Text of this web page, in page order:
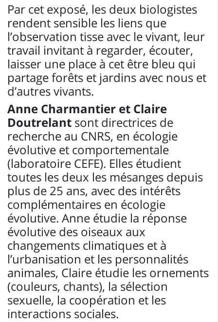
Par cet exposé, les deux biologistes
rendent sensible les liens que
l’observation tisse avec le vivant, leur
travail invitant à regarder, écouter,
laisser une place à cet être bleu qui
partage forêts et jardins avec nous et
d’autres vivants.
Anne Charmantier et Claire
Doutrelant sont directrices de
recherche au CNRS, en écologie
évolutive et comportementale
(laboratoire CEFE). Elles étudient
toutes les deux les mésanges depuis
plus de 25 ans, avec des intérêts
complémentaires en écologie
évolutive. Anne étudie la réponse
évolutive des oiseaux aux
changements climatiques et à
l’urbanisation et les personnalités
animales, Claire étudie les ornements
(couleurs, chants), la sélection
sexuelle, la coopération et les
interactions sociales.